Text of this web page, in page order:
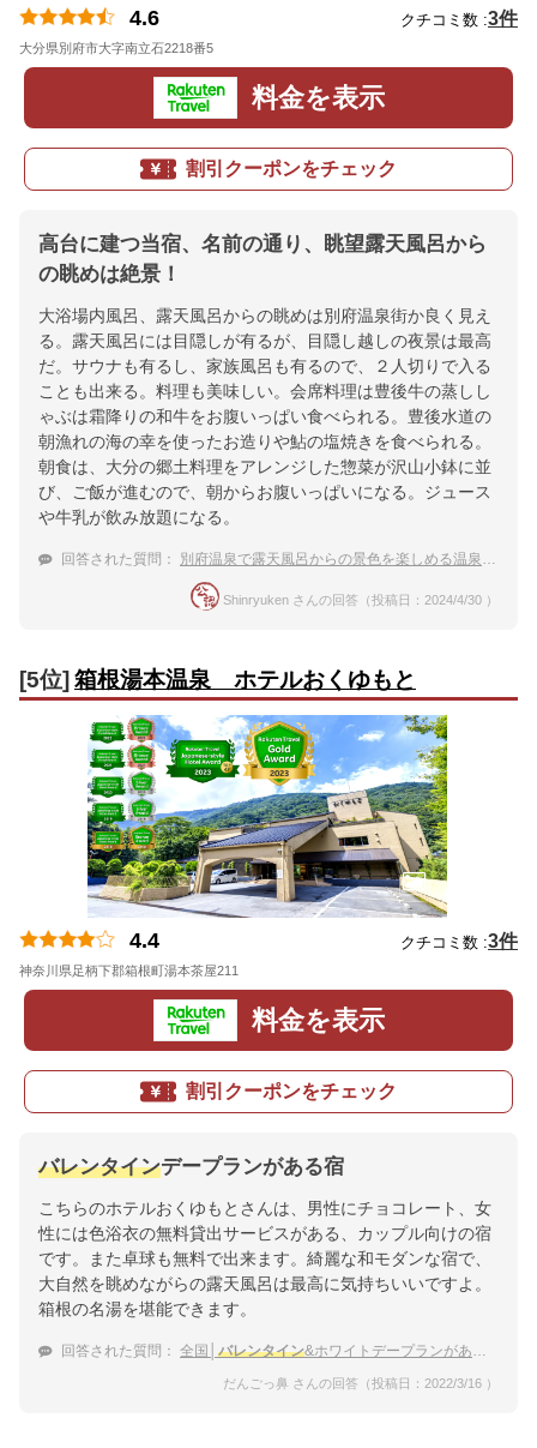
4.6 クチコミ数 :3件
大分県別府市大字南立石2218番5
料金を表示
割引クーポンをチェック
高台に建つ当宿、名前の通り、眺望露天風呂から
の眺めは絶景！
大浴場内風呂、露天風呂からの眺めは別府温泉街か良く見え
る。露天風呂には目隠しが有るが、目隠し越しの夜景は最高
だ。サウナも有るし、家族風呂も有るので、２人切りで入る
ことも出来る。料理も美味しい。会席料理は豊後牛の蒸しし
ゃぶは霜降りの和牛をお腹いっぱい食べられる。豊後水道の
朝漁れの海の幸を使ったお造りや鮎の塩焼きを食べられる。
朝食は、大分の郷土料理をアレンジした惣菜が沢山小鉢に並
び、ご飯が進むので、朝からお腹いっぱいになる。ジュース
や牛乳が飲み放題になる。
回答された質問： 別府温泉で露天風呂からの景色を楽しめる温泉旅館を教えて！
Shinryuken さんの回答（投稿日：2024/4/30 ）
[5位] 箱根湯本温泉 ホテルおくゆもと
4.4 クチコミ数 :3件
神奈川県足柄下郡箱根町湯本茶屋211
料金を表示
割引クーポンをチェック
バレンタインデープランがある宿
こちらのホテルおくゆもとさんは、男性にチョコレート、女
性には色浴衣の無料貸出サービスがある、カップル向けの宿
です。また卓球も無料で出来ます。綺麗な和モダンな宿で、
大自然を眺めながらの露天風呂は最高に気持ちいいですよ。
箱根の名湯を堪能できます。
回答された質問： 全国│ バレンタイン&ホワイトデープランがある温泉宿でプチ贅沢したい
だんごっ鼻 さんの回答（投稿日：2022/3/16 ）